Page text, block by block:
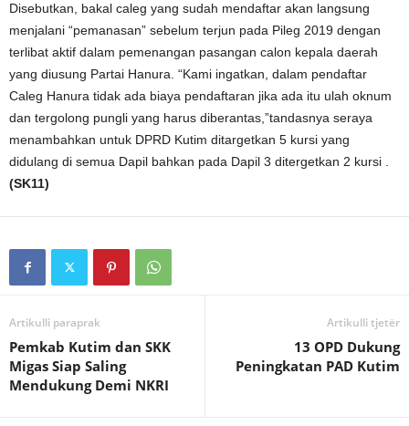
Disebutkan, bakal caleg yang sudah mendaftar akan langsung
menjalani “pemanasan” sebelum terjun pada Pileg 2019 dengan
terlibat aktif dalam pemenangan pasangan calon kepala daerah
yang diusung Partai Hanura. “Kami ingatkan, dalam pendaftar
Caleg Hanura tidak ada biaya pendaftaran jika ada itu ulah oknum
dan tergolong pungli yang harus diberantas,”tandasnya seraya
menambahkan untuk DPRD Kutim ditargetkan 5 kursi yang
didulang di semua Dapil bahkan pada Dapil 3 ditergetkan 2 kursi .
(SK11)
Artikulli paraprak
Pemkab Kutim dan SKK
Migas Siap Saling
Mendukung Demi NKRI
Artikulli tjetër
13 OPD Dukung
Peningkatan PAD Kutim